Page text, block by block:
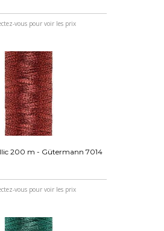
vous pour voir les prix
200 m - Gütermann 7014
vous pour voir les prix